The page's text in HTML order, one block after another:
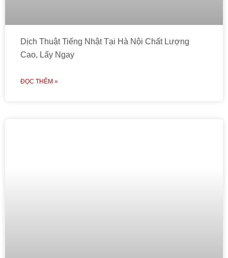
Dịch Thuật Tiếng Nhật Tại Hà Nội Chất Lượng
Cao, Lấy Ngay
ĐỌC THÊM »